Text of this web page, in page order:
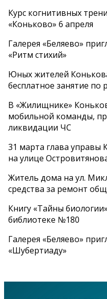
Курс когнитивных
«Коньково» 6 апреля
Галерея «Беляево»
«Ритм стихий»
Юных жителей
бесплатное занятие по
В «Жилищнике»
мобильной команды,
ликвидации ЧС
31 марта глава управы
на улице
Житель дома на ул.
средства за ремонт
Книгу «Тайны
библиотеке №180
Галерея «Беляево»
«Шубертиаду»